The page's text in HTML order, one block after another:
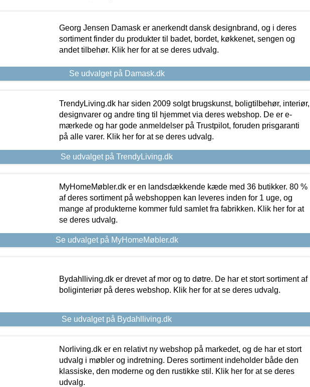
Georg Jensen Damask er anerkendt dansk designbrand, og i deres
sortiment finder du produkter til badet, bordet, køkkenet, sengen og
andet tilbehør. Klik her for at se deres udvalg.
Se udvalget på Damask.dk
TrendyLiving.dk har siden 2009 solgt brugskunst, boligtilbehør, interiør,
designvarer og andre ting til hjemmet via deres webshop. De er e-
mærkede og har gode anmeldelser på Trustpilot, foruden prisgaranti
på alle varer. Klik her for at se deres udvalg.
Se udvalget på TrendyLiving.dk
MyHomeMøbler.dk er en landsdækkende kæde med 36 butikker. 80 %
af deres sortiment på webshoppen kan leveres inden for 1 uge, og
mange af produkterne kommer fuld samlet fra fabrikken. Klik her for at
se deres udvalg.
Se udvalget på MyHomeMøbler.dk
Bydahlliving.dk er drevet af mor og to døtre. De har et stort sortiment af
boliginteriør på deres webshop. Klik her for at se deres udvalg.
Se udvalget på Bydahlliving.dk
Norliving.dk er en relativt ny webshop på markedet, og de har et stort
udvalg i møbler og indretning. Deres sortiment indeholder både den
klassiske, den moderne og den rustikke stil. Klik her for at se deres
udvalg.